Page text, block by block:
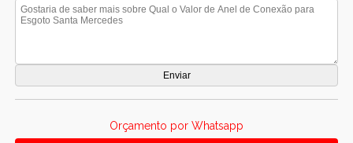
Orçamento por Whatsapp